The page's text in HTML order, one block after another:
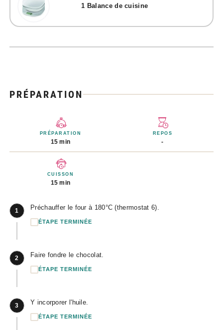
1 Balance de cuisine
PRÉPARATION
PRÉPARATION
15 min
REPOS
-
CUISSON
15 min
1 Préchauffer le four à 180°C (thermostat 6).
ÉTAPE TERMINÉE
2 Faire fondre le chocolat.
ÉTAPE TERMINÉE
3 Y incorporer l'huile.
ÉTAPE TERMINÉE